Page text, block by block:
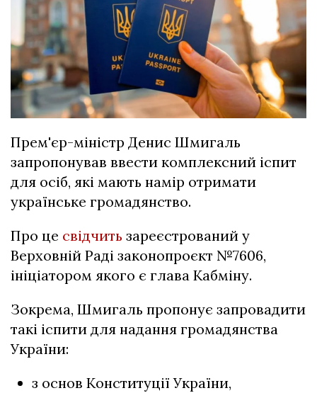
Прем'єр-міністр Денис Шмигаль
запропонував ввести комплексний іспит
для осіб, які мають намір отримати
українське громадянство.
Про це свідчить зареєстрований у
Верховній Раді законопроєкт №7606,
ініціатором якого є глава Кабміну.
Зокрема, Шмигаль пропонує запровадити
такі іспити для надання громадянства
України:
з основ Конституції України,